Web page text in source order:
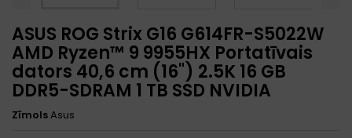
ASUS ROG Strix G16 G614FR-S5022W
AMD Ryzen™ 9 9955HX Portatīvais
dators 40,6 cm (16") 2.5K 16 GB
DDR5-SDRAM 1 TB SSD NVIDIA
ZīmolsAsus